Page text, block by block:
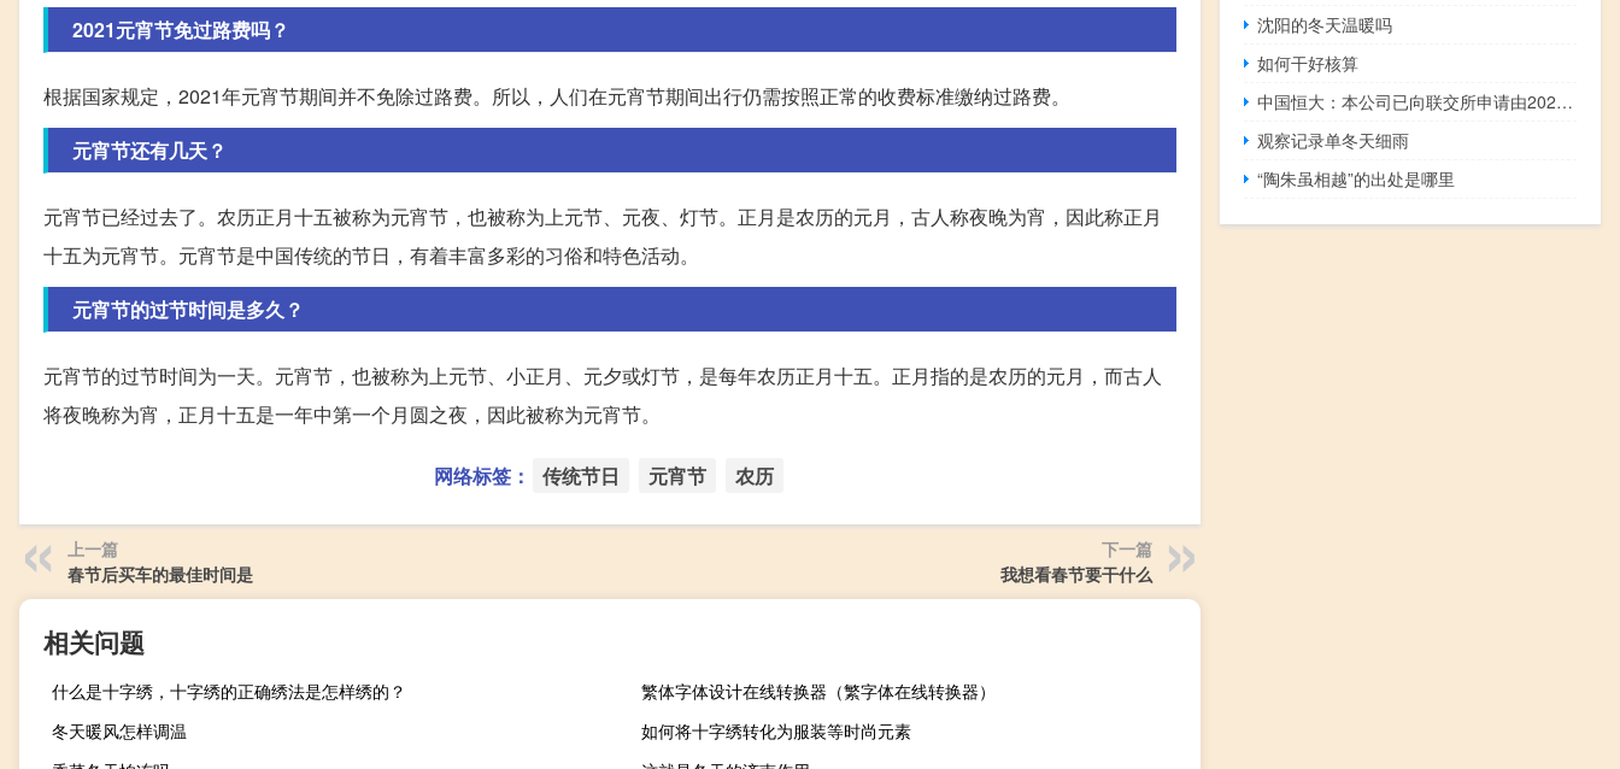
2021元宵节免过路费吗？
根据国家规定，2021年元宵节期间并不免除过路费。所以，人们在元宵节期间出行仍需按照正常的收费标准缴纳过路费。
元宵节还有几天？
元宵节已经过去了。农历正月十五被称为元宵节，也被称为上元节、元夜、灯节。正月是农历的元月，古人称夜晚为宵，因此称正月
十五为元宵节。元宵节是中国传统的节日，有着丰富多彩的习俗和特色活动。
元宵节的过节时间是多久？
元宵节的过节时间为一天。元宵节，也被称为上元节、小正月、元夕或灯节，是每年农历正月十五。正月指的是农历的元月，而古人
将夜晚称为宵，正月十五是一年中第一个月圆之夜，因此被称为元宵节。
网络标签： 传统节日 元宵节 农历
上一篇
春节后买车的最佳时间是
下一篇
我想看春节要干什么
相关问题
什么是十字绣，十字绣的正确绣法是怎样绣的？
繁体字体设计在线转换器（繁字体在线转换器）
冬天暖风怎样调温
如何将十字绣转化为服装等时尚元素
沈阳的冬天温暖吗
如何干好核算
中国恒大：本公司已向联交所申请由2023年8月28日上午9时正起恢复买卖本公司股份
观察记录单冬天细雨
“陶朱虽相越”的出处是哪里